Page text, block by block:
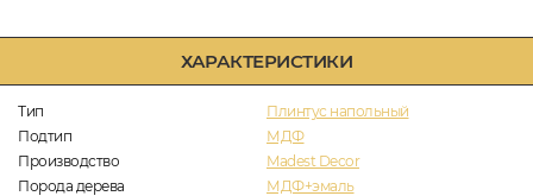
ХАРАКТЕРИСТИКИ
Тип
Плинтус напольный
Подтип
МДФ
Производство
Madest Decor
Порода дерева
МДФ+эмаль